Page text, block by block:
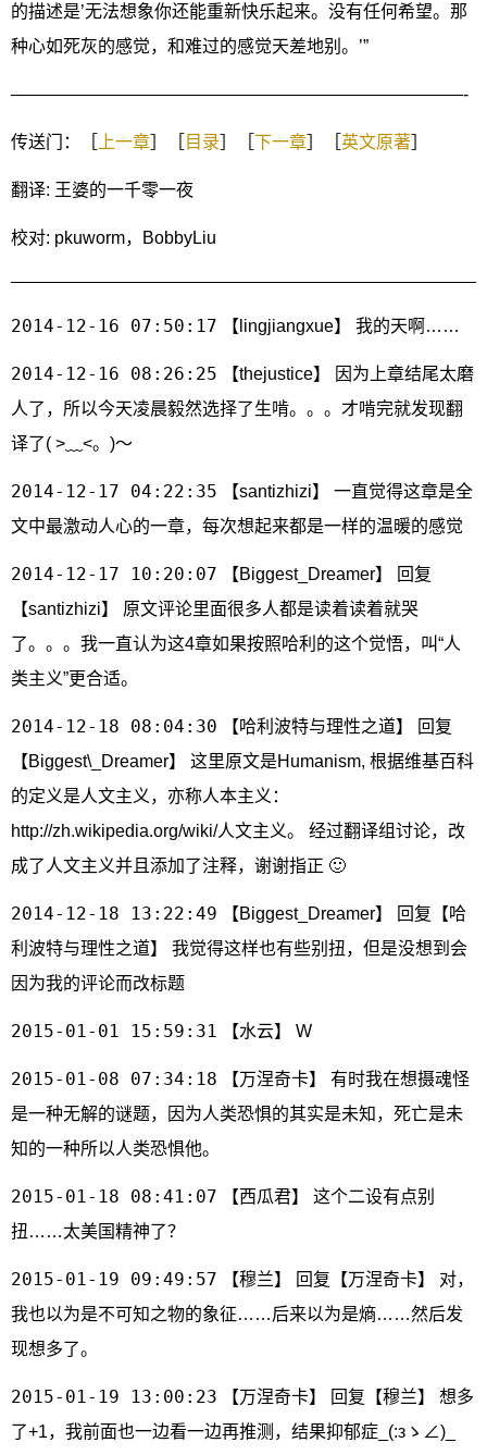
的描述是’无法想象你还能重新快乐起来。没有任何希望。那
种心如死灰的感觉，和难过的感觉天差地别。’”
——————————————————————————-
传送门：［ 上一章 目录 下一章 英文原著
翻译: 王婆的一千零一夜
校对: pkuworm，BobbyLiu
2014-12-16 07:50:17 【lingjiangxue】 我的天啊……
2014-12-16 08:26:25 【thejustice】 因为上章结尾太磨
人了，所以今天凌晨毅然选择了生啃。。。才啃完就发现翻
译了( >﹏<。)～
2014-12-17 04:22:35 【santizhizi】 一直觉得这章是全
文中最激动人心的一章，每次想起来都是一样的温暖的感觉
2014-12-17 10:20:07 【Biggest_Dreamer】 回复
【santizhizi】 原文评论里面很多人都是读着读着就哭
了。。。我一直认为这4章如果按照哈利的这个觉悟，叫“人
类主义”更合适。
2014-12-18 08:04:30 【哈利波特与理性之道】 回复
【Biggest\_Dreamer】 这里原文是Humanism, 根据维基百科
的定义是人文主义，亦称人本主义：
http://zh.wikipedia.org/wiki/人文主义。
经过翻译组讨论，改
成了人文主义并且添加了注释，谢谢指正 🙂
2014-12-18 13:22:49 【Biggest_Dreamer】 回复【哈
利波特与理性之道】 我觉得这样也有些别扭，但是没想到会
因为我的评论而改标题
2015-01-01 15:59:31 【水云】 W
2015-01-08 07:34:18 【万涅奇卡】 有时我在想摄魂怪
是一种无解的谜题，因为人类恐惧的其实是未知，死亡是未
知的一种所以人类恐惧他。
2015-01-18 08:41:07 【西瓜君】 这个二设有点别
扭……太美国精神了？
2015-01-19 09:49:57 【穆兰】 回复【万涅奇卡】 对，
我也以为是不可知之物的象征……后来以为是熵……然后发
现想多了。
2015-01-19 13:00:23 【万涅奇卡】 回复【穆兰】 想多
了+1，我前面也一边看一边再推测，结果抑郁症_(:зゝ∠)_